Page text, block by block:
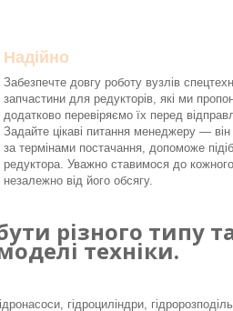
Надійно
Забезпечте довгу роботу вузлів
запчастини для редукторів, які ми
додатково перевіряємо їх перед
Задайте цікаві питання менеджеру — він
за термінами постачання, допоможе
редуктора. Уважно ставимося до
незалежно від його обсягу.
різного типу
техніки.
гідроциліндри,